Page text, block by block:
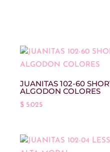
JUANITAS 102-60
ALGODON COLORES
$ 5.025